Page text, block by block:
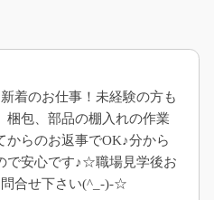
着のお仕事！未経験の方も
梱包、部品の棚入れの作業
からのお返事でOK♪分から
で安心です♪☆職場見学後お
合せ下さい(^_-)-☆